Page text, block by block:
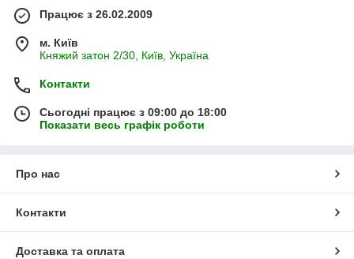
Працює з 26.02.2009
м. Київ
Княжий затон 2/30, Київ, Україна
Контакти
Сьогодні працює з 09:00 до 18:00
Показати весь графік роботи
Про нас
Контакти
Доставка та оплата